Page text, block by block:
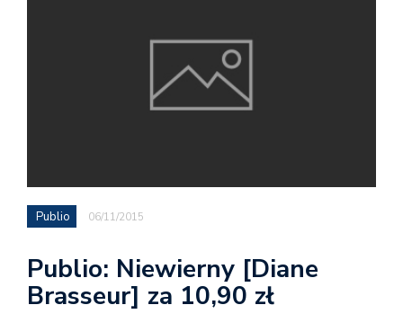
Publio 06/11/2015
Publio: Niewierny [Diane
Brasseur] za 10,90 zł